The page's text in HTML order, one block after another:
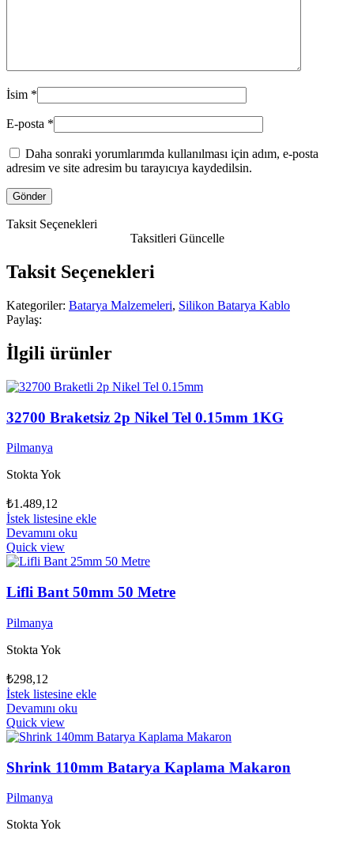
İsim *
E-posta *
Daha sonraki yorumlarımda kullanılması için adım, e-posta
adresim ve site adresim bu tarayıcıya kaydedilsin.
Taksit Seçenekleri
Taksitleri Güncelle
Taksit Seçenekleri
Kategoriler: Batarya Malzemeleri, Silikon Batarya Kablo
Paylaş:
İlgili ürünler
32700 Braketsiz 2p Nikel Tel 0.15mm 1KG
Pilmanya
Stokta Yok
₺1.489,12
İstek listesine ekle
Devamını oku
Quick view
Lifli Bant 50mm 50 Metre
Pilmanya
Stokta Yok
₺298,12
İstek listesine ekle
Devamını oku
Quick view
Shrink 110mm Batarya Kaplama Makaron
Pilmanya
Stokta Yok